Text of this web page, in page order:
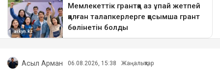
Асыл Арман 06.08.2026, 15:38 Жаңалықтар